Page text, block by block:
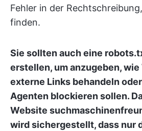
Fehler in der
finden.
Sie sollten auch eine
erstellen, um anzugeben,
externe Links behandeln
Agenten blockieren sollen.
Website
wird sichergestellt, dass nur